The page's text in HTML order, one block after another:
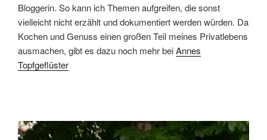
Bloggerin. So kann ich Themen aufgreifen, die sonst
vielleicht nicht erzählt und dokumentiert werden würden. Da
Kochen und Genuss einen großen Teil meines Privatlebens
ausmachen, gibt es dazu noch mehr beiAnnes
Topfgeflüster